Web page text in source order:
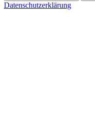
Datenschutzerklärung